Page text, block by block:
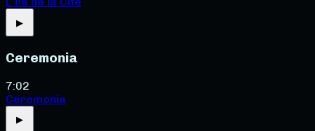
▶
Ceremonia
7:02
Ceremonia
▶